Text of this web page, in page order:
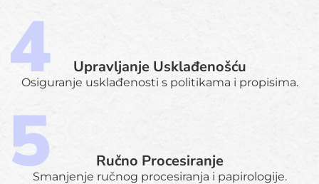
Upravljanje Usklađenošću
Osiguranje usklađenosti s politikama i propisima.
Ručno Procesiranje
Smanjenje ručnog procesiranja i papirologije.